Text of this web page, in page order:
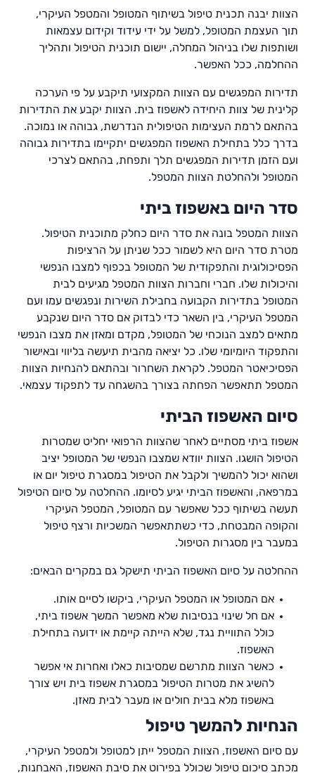
הצוות יבנה תכנית טיפול בשיתוף המטופל והמטפל העיקרי,
תוך העצמת המטופל, למשל על ידי עידוד וקידום עצמאות
ושותפות שלו בניהול המחלה, יישום תוכנית הטיפול ותהליך
ההחלמה, ככל האפשר.
תדירות המפגשים עם הצוות המקצועי תיקבע על פי הערכה
קלינית של צוות היחידה לאשפוז בית. הצוות יקבע את התדירות
בהתאם לרמת העצימות הטיפולית הנדרשת, גבוהה או נמוכה.
בדרך כלל בתחילת האשפוז המפגשים יתקיימו בתדירות גבוהה
ועם הזמן תדירות המפגשים תלך ותפחת, בהתאם לצרכי
המטופל ולהחלטת הצוות המטפל.
סדר היום באשפוז ביתי
הצוות המטפל בונה את סדר היום כחלק מתוכנית הטיפול.
מטרת סדר היום היא לשמור ככל שניתן על הרציפות
הפסיכולוגית והתפקודית של המטופל בכפוף למצבו הנפשי
והיכולות שלו. חברי וחברות הצוות המטפל מגיעים לבית
המטופל בתדירות הקבועה בחבילת השירות ונפגשים עמו ועם
המטפל העיקרי, בין השאר כדי לבדוק אם סדר היום שנקבע
מתאים למצב הנוכחי של המטופל, מקדם ומאזן את מצבו הנפשי
והתפקוד היומיומי שלו. כל יציאה מהבית תיעשה בליווי ובאישור
הפסיכיאטר המטפל. לקראת השחרור ובהתאם להנחיות הצוות
המטפל תתאפשר הפחתה בצורך בהשגחה עד לתפקוד עצמאי.
סיום האשפוז הביתי
אשפוז ביתי מסתיים לאחר שהצוות הרפואי יחליט שמטרות
הטיפול הושגו. הצוות יוודא שמצבו הנפשי של המטופל יציב
ושהוא יכול להמשיך ולקבל את הטיפול במסגרת טיפול יום או
במרפאה, והאשפוז הביתי יגיע לסיומו. ההחלטה על סיום הטיפול
תעשה בשיתוף ככל שאפשר עם המטופל, המטפל העיקרי
והקופה המבטחת, כדי כשתתאפשר המשכיות ורצף טיפול
במעבר בין מסגרות הטיפול.
ההחלטה על סיום האשפוז הביתי תישקל גם במקרים הבאים:
אם המטופל או המטפל העיקרי, ביקשו לסיים אותו.
אם חל שינוי בנסיבות שלא מאפשר המשך אשפוז ביתי,
כולל התוויית נגד, שלא הייתה קיימת או ידועה בתחילת
האשפוז.
כאשר הצוות מתרשם שמסיבות כאלו ואחרות אי אפשר
להשיג את מטרות הטיפול במסגרת אשפוז בית ויש צורך
באשפוז מלא בבית חולים או מעבר לבית מאזן.
הנחיות להמשך טיפול
עם סיום האשפוז, הצוות המטפל ייתן למטופל ולמטפל העיקרי,
מכתב סיכום טיפול שכולל בפירוט את סיבת האשפוז, האבחנות,